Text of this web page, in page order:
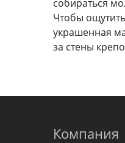
собираться
Чтобы
украшенная
за стены
Компания